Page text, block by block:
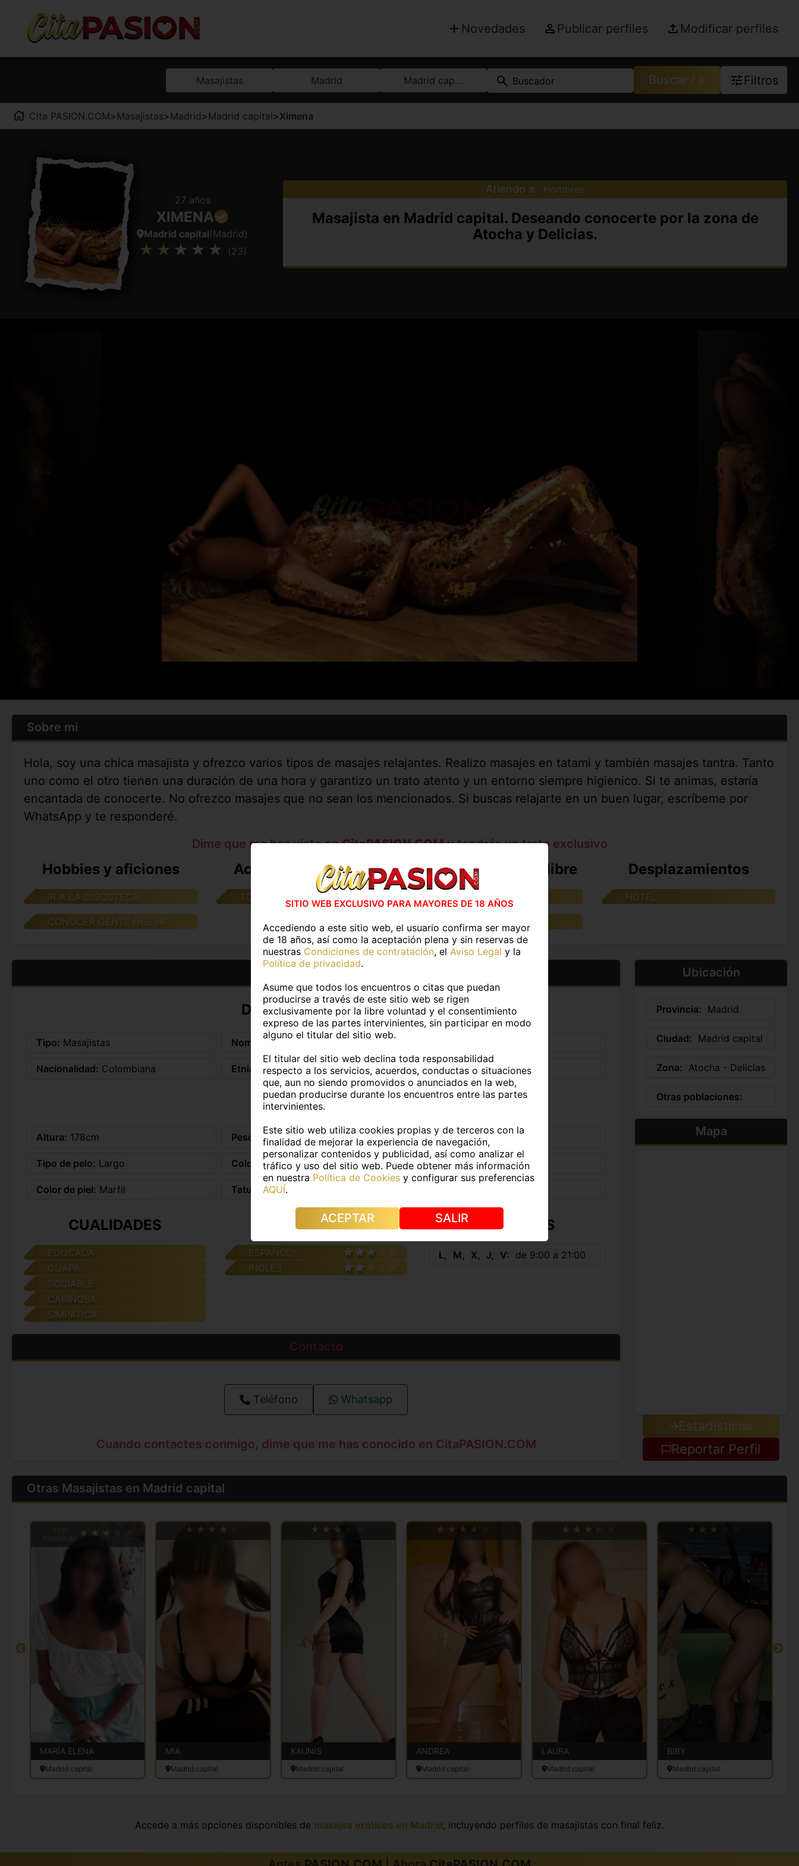
Novedades Publicar perfiles Modificar perfiles
Masajistas Madrid Madrid capital Buscador Buscar / ir Filtros
Cita PASION.COM>Masajistas>Madrid >Madrid capital >Ximena
27 años
XIMENA
Madrid capital(Madrid)
(23)
Atiendo a: Hombres
Masajista en Madrid capital. Deseando conocerte por la zona de
Atocha y Delicias.
Sobre mi
Hola, soy una chica masajista y ofrezco varios tipos de masajes relajantes. Realizo masajes en tatami y también masajes tantra. Tanto
uno como el otro tienen una duración de una hora y garantizo un trato atento y un entorno siempre higienico. Si te animas, estaría
encantada de conocerte. No ofrezco masajes que no sean los mencionados. Si buscas relajarte en un buen lugar, escríbeme por
WhatsApp y te responderé.
Dime que me has visto enCitaPASION.COMy tendrás un trato exclusivo
Hobbies y aficiones
IR A LA DISCOTECA
CONOCER GENTE NUEVA
Actividades en casa
TOMAR UN CAFE
Actividades al aire libre
IR A UN RESTAURANTE
IR A LA DISCOTECA
Desplazamientos
HOTEL
Más información
DATOS PERSONALES
Tipo: Masajistas Nombre: Ximena
Nacionalidad: Colombiana Etnia: - Fumador@: No
DATOS FÍSICOS
Altura: 178cm Peso: 58Kg Medidas: 100/70/100
Tipo de pelo: Largo Color de pelo: Rubio Color de ojos: Verdes
Color de piel: Marfil Tatuajes: No
CUALIDADES
EDUCADA
GUAPA
SOCIABLE
CARIÑOSA
SIMPATICA
IDIOMAS
ESPAÑOL
INGLÉS
HORARIOS
L M X J V de 9:00 a 21:00
Contacto
Teléfono Whatsapp
Cuando contactes conmigo, dime que me has conocido en CitaPASION.COM
Ubicación
Provincia: Madrid
Ciudad: Madrid capital
Zona: Atocha - Delicias
Otras poblaciones:
Mapa
Estadisticas
Reportar Perfil
Otras Masajistas en Madrid capital
MARÍA ELENA
Madrid capital
MIA
Madrid capital
KAUNIS
Madrid capital
ANDREA
Madrid capital
LAURA
Madrid capital
BIBY
Madrid capital
Accede a más opciones disponibles de masajes eróticos en Madrid, incluyendo perfiles de masajistas con final feliz.
SITIO WEB EXCLUSIVO PARA MAYORES DE 18 AÑOS
Accediendo a este sitio web, el usuario confirma ser mayor
de 18 años, así como la aceptación plena y sin reservas de
nuestras Condiciones de contratación, el Aviso Legal y la
Política de privacidad.
Asume que todos los encuentros o citas que puedan
producirse a través de este sitio web se rigen
exclusivamente por la libre voluntad y el consentimiento
expreso de las partes intervinientes, sin participar en modo
alguno el titular del sitio web.
El titular del sitio web declina toda responsabilidad
respecto a los servicios, acuerdos, conductas o situaciones
que, aun no siendo promovidos o anunciados en la web,
puedan producirse durante los encuentros entre las partes
intervinientes.
Este sitio web utiliza cookies propias y de terceros con la
finalidad de mejorar la experiencia de navegación,
personalizar contenidos y publicidad, así como analizar el
tráfico y uso del sitio web. Puede obtener más información
en nuestra Política de Cookies y configurar sus preferencias
AQUÍ.
ACEPTAR SALIR